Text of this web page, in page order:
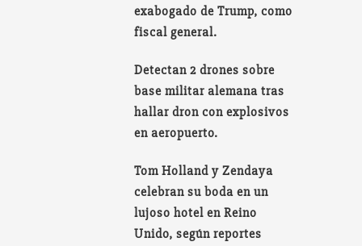
exabogado de Trump, como
fiscal general.
Detectan 2 drones sobre
base militar alemana tras
hallar dron con explosivos
en aeropuerto.
Tom Holland y Zendaya
celebran su boda en un
lujoso hotel en Reino
Unido, según reportes